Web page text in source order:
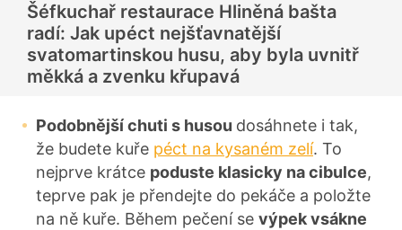
Šéfkuchař restaurace Hliněná bašta
radí: Jak upéct nejšťavnatější
svatomartinskou husu, aby byla uvnitř
měkká a zvenku křupavá
Podobnější chuti s husou dosáhnete i tak,
že budete kuře péct na kysaném zelí. To
nejprve krátce poduste klasicky na cibulce,
teprve pak je přendejte do pekáče a položte
na ně kuře. Během pečení se výpek vsákne